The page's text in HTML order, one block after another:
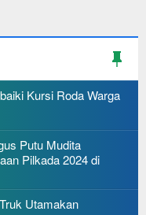
Kursi Roda Warga
Putu Mudita
Pilkada 2024 di
Utamakan